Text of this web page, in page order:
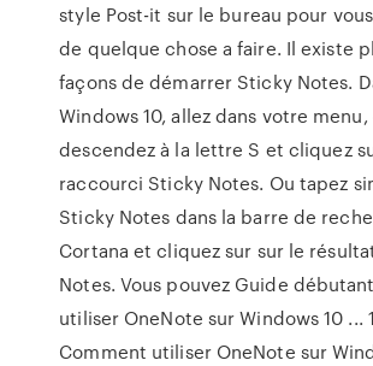
style Post-it sur le bureau pour
de quelque chose a faire. Il existe
façons de démarrer Sticky Notes.
Windows 10, allez dans votre menu,
descendez à la lettre S et cliquez
raccourci Sticky Notes. Ou tapez
Sticky Notes dans la barre de
Cortana et cliquez sur sur le
Notes. Vous pouvez Guide
utiliser OneNote sur Windows 10 ...
Comment utiliser OneNote sur